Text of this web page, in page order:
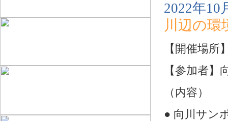
2022年10
川辺の環
【開催場
【参加者
（内容）
● 向川サン